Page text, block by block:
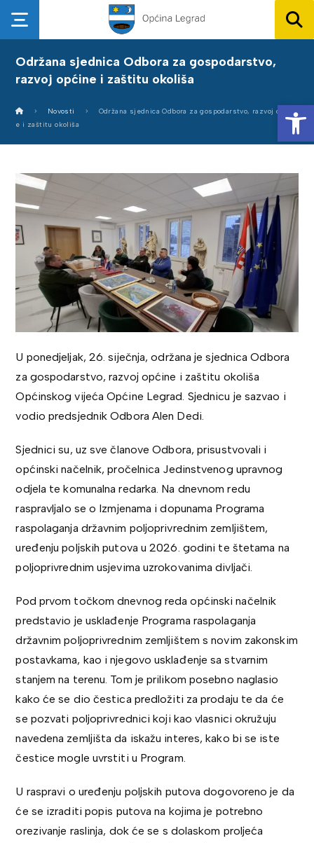
Održana sjednica Odbora za gospodarstvo,
razvoj općine i zaštitu okoliša
Novosti
Održana sjednica Odbora za gospodarstvo, razvoj općin
e i zaštitu okoliša
U ponedjeljak, 26. siječnja, održana je sjednica Odbora
za gospodarstvo, razvoj općine i zaštitu okoliša
Općinskog vijeća Općine Legrad. Sjednicu je sazvao i
vodio predsjednik Odbora Alen Dedi.
Sjednici su, uz sve članove Odbora, prisustvovali i
općinski načelnik, pročelnica Jedinstvenog upravnog
odjela te komunalna redarka. Na dnevnom redu
raspravljalo se o Izmjenama i dopunama Programa
raspolaganja državnim poljoprivrednim zemljištem,
uređenju poljskih putova u 2026. godini te štetama na
poljoprivrednim usjevima uzrokovanima divljači.
Pod prvom točkom dnevnog reda općinski načelnik
predstavio je usklađenje Programa raspolaganja
državnim poljoprivrednim zemljištem s novim zakonskim
postavkama, kao i njegovo usklađenje sa stvarnim
stanjem na terenu. Tom je prilikom posebno naglasio
kako će se dio čestica predložiti za prodaju te da će
se pozvati poljoprivrednici koji kao vlasnici okružuju
navedena zemljišta da iskažu interes, kako bi se iste
čestice mogle uvrstiti u Program.
U raspravi o uređenju poljskih putova dogovoreno je da
će se izraditi popis putova na kojima je potrebno
orezivanje raslinja, dok će se s dolaskom proljeća